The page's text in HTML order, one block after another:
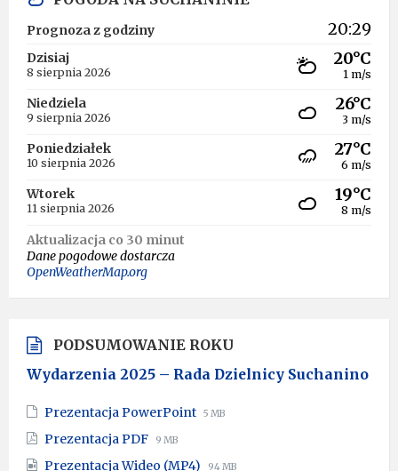
Prognoza z godziny 20:29
Dzisiaj
8 sierpnia 2026
20°C
1 m/s
Niedziela
9 sierpnia 2026
26°C
3 m/s
Poniedziałek
10 sierpnia 2026
27°C
6 m/s
Wtorek
11 sierpnia 2026
19°C
8 m/s
Aktualizacja co 30 minut
Dane pogodowe dostarcza
OpenWeatherMap.org
PODSUMOWANIE ROKU
Wydarzenia 2025 – Rada Dzielnicy Suchanino
Prezentacja PowerPoint File
File
5 MB
Prezentacja PDF File
File
9 MB
Prezentacja Wideo (MP4) File
File
94 MB